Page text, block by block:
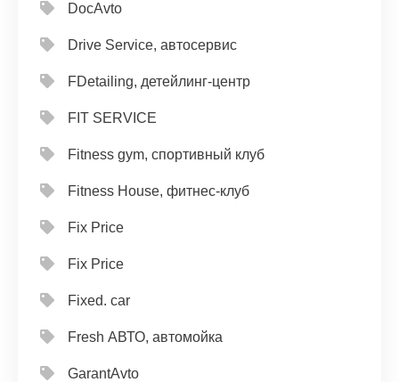
DocAvto
Drive Service, автосервис
FDetailing, детейлинг-центр
FIT SERVICE
Fitness gym, спортивный клуб
Fitness House, фитнес-клуб
Fix Price
Fix Price
Fixed. car
Fresh АВТО, автомойка
GarantAvto